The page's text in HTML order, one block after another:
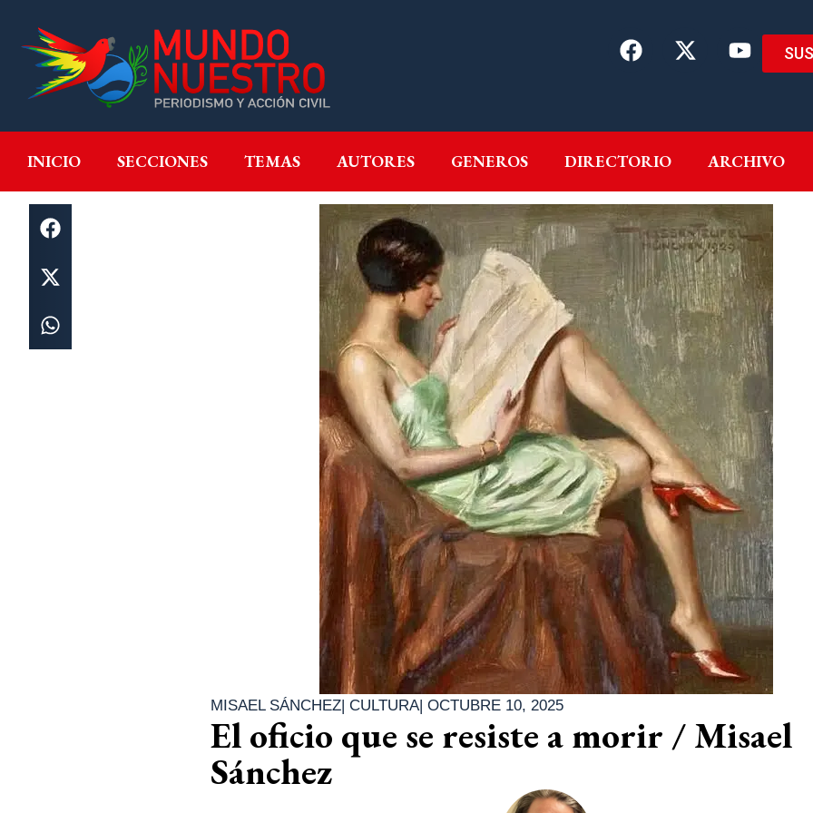
INICIO SECCIONES TEMAS AUTORES GENEROS DIRECTORIO ARCHIVO
INICIO SECCIONES GENEROS DIRECTORIO
MISAEL SÁNCHEZ| CULTURA| OCTUBRE 10, 2025
El oficio que se resiste a morir / Misael
Sánchez